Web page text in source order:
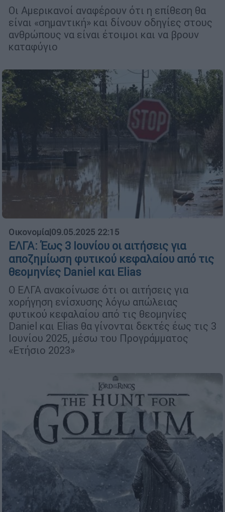
Οι Αμερικανοί αναφέρουν ότι η επίθεση θα
είναι «σημαντική» και δίνουν οδηγίες στους
ανθρώπους να είναι έτοιμοι και να βρουν
καταφύγιο
Οικονομία|09.05.2025 22:15
ΕΛΓΑ: Έως 3 Ιουνίου οι αιτήσεις για
αποζημίωση φυτικού κεφαλαίου από τις
θεομηνίες Daniel και Elias
Ο ΕΛΓΑ ανακοίνωσε ότι οι αιτήσεις για
χορήγηση ενίσχυσης λόγω απώλειας
φυτικού κεφαλαίου από τις θεομηνίες
Daniel και Elias θα γίνονται δεκτές έως τις 3
Ιουνίου 2025, μέσω του Προγράμματος
«Ετήσιο 2023»